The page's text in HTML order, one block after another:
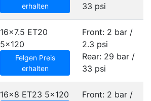
erhalten
33 psi
16x7.5 ET20
5x120
Felgen Preis
erhalten
Front: 2 bar /
2.3 psi
Rear: 29 bar /
33 psi
16x8 ET23 5x120
Front: 2 bar /